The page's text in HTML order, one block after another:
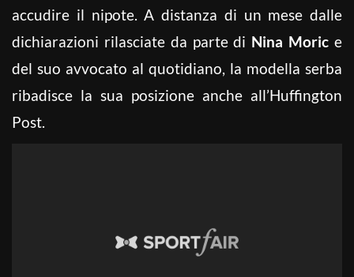
accudire il nipote. A distanza di un mese dalle
dichiarazioni rilasciate da parte di Nina Moric e
del suo avvocato al quotidiano, la modella serba
ribadisce la sua posizione anche all’Huffington
Post.